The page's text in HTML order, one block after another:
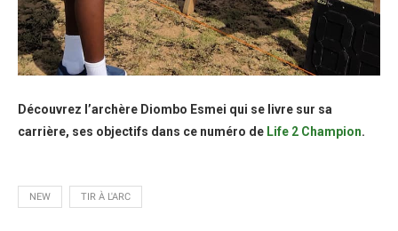
Découvrez l’archère Diombo Esmei qui se livre sur sa
carrière, ses objectifs dans ce numéro de Life 2 Champion.
NEW TIR À L'ARC